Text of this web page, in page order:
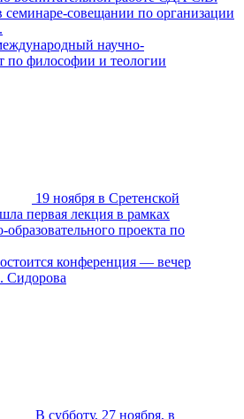
семинаре-совещании по организации
научно-
по философии и теологии
19 ноября в Сретенской
первая лекция в рамках
проекта по
конференция — вечер
Сидорова
В субботу, 27 ноября, в